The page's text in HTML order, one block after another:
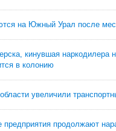
на Южный Урал после
кинувшая наркодилера
в колонию
увеличили
продолжают